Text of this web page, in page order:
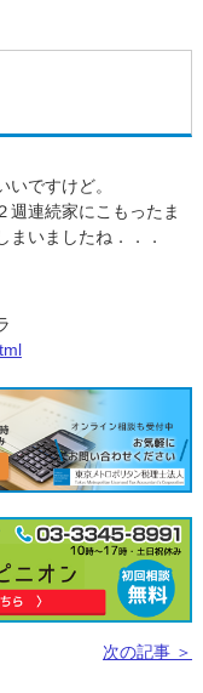
ですけど。
週連続家にこもったま
まいましたね．．．
次の記事 ＞